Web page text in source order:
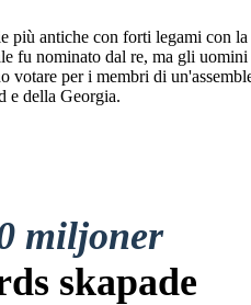
più antiche con forti legami con
fu nominato dal re, ma gli uomini
votare per i membri di
e della Georgia.
miljoner
skapade